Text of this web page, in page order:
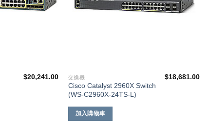
$20,241.00 交換機
Cisco Catalyst 2960X Switch
(WS-C2960X-24TS-L)
$18,681.00
加入購物車